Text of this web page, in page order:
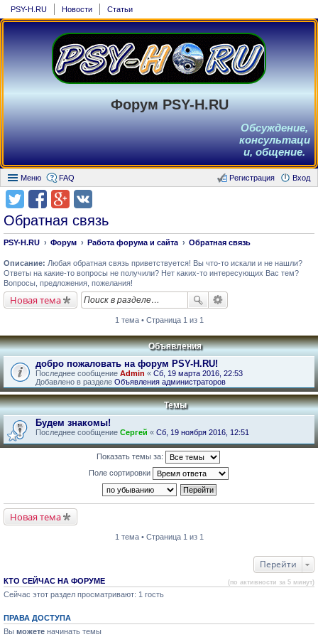
PSY-H.RU Новости Статьи
Форум PSY-H.RU
Обсуждение,
консультаци
и, общение.
Меню FAQ Вход
Регистрация
Обратная связь
PSY-H.RU Форум Работа форума и сайта Обратная связь
Описание: Любая обратная связь приветствуется! Вы что-то искали и не нашли?
Ответы на какие-то вопросы не получили? Нет каких-то интересующих Вас тем?
Вопросы, предложения, пожелания!
Новая тема
1 тема • Страница 1 из 1
Объявления
добро пожаловать на форум PSY-H.RU!
Последнее сообщение Admin « Сб, 19 марта 2016, 22:53
Добавлено в разделе Объявления администраторов
Темы
Будем знакомы!
Последнее сообщение Сергей « Сб, 19 ноября 2016, 12:51
Показать темы за:
Поле сортировки
Новая тема
1 тема • Страница 1 из 1
Перейти
КТО СЕЙЧАС НА ФОРУМЕ (по активности за 5 минут)
Сейчас этот раздел просматривают: 1 гость
ПРАВА ДОСТУПА
Вы можете начинать темы